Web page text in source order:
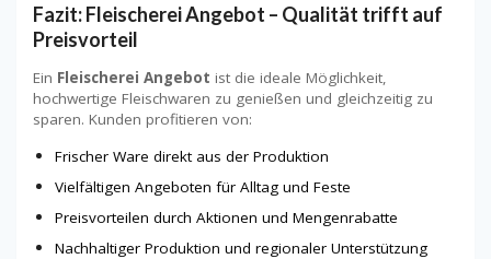
Fazit: Fleischerei Angebot – Qualität trifft auf
Preisvorteil
Ein Fleischerei Angebot ist die ideale Möglichkeit,
hochwertige Fleischwaren zu genießen und gleichzeitig zu
sparen. Kunden profitieren von:
Frischer Ware direkt aus der Produktion
Vielfältigen Angeboten für Alltag und Feste
Preisvorteilen durch Aktionen und Mengenrabatte
Nachhaltiger Produktion und regionaler Unterstützung